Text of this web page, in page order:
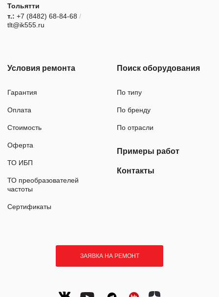
Тольятти
т.: +7 (8482) 68-84-68 /
tlt@ik555.ru
Условия ремонта
Гарантия
Оплата
Стоимость
Оферта
ТО ИБП
ТО преобразователей
частоты
Сертификаты
Поиск оборудования
По типу
По бренду
По отрасли
Примеры работ
Контакты
ЗАЯВКА НА РЕМОНТ